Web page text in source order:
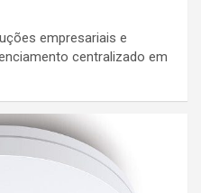
empresariais e
centralizado em